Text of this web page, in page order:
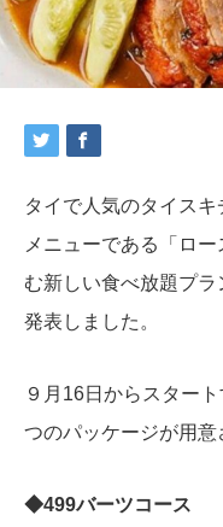
タイで人気のタイス
メニューである「ロ
む新しい食べ放題プ
発表しました。
９月16日からスター
つのパッケージが用意
◆499バーツコース